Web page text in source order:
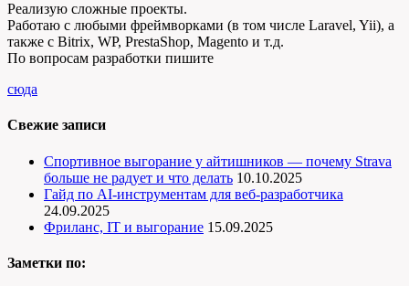
Реализую сложные проекты.
Работаю с любыми фреймворками (в том числе Laravel, Yii), а
также с Bitrix, WP, PrestaShop, Magento и т.д.
По вопросам разработки пишите
сюда
Свежие записи
Спортивное выгорание у айтишников — почему Strava
больше не радует и что делать 10.10.2025
Гайд по AI-инструментам для веб-разработчика
24.09.2025
Фриланс, IT и выгорание 15.09.2025
Заметки по: